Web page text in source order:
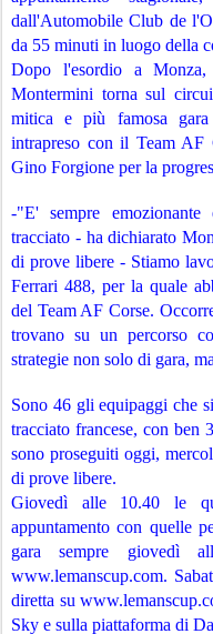
dall'Automobile Club de
da 55 minuti in luogo della
Dopo l'esordio a
Montermini torna sul
mitica e più famosa
intrapreso con il Team AF
Gino Forgione per la
-"E' sempre
tracciato - ha dichiarato
di prove libere - Stiamo
Ferrari 488, per la quale
del Team AF Corse.
trovano su un percorso
strategie non solo di gara,
Sono 46 gli equipaggi che
tracciato francese, con
sono proseguiti oggi,
di prove libere.
Giovedì alle 10.40 le
appuntamento con quelle
gara sempre giovedì
www.lemanscup.com.
diretta su
Sky e sulla piattaforma di